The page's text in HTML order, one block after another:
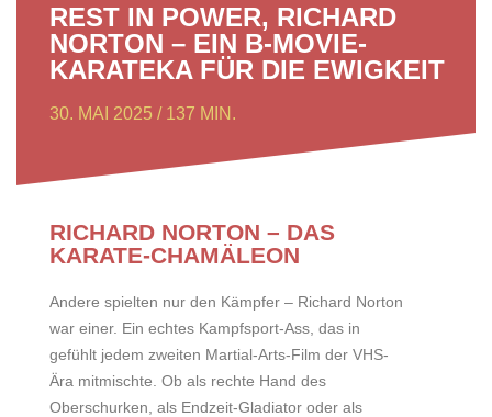
REST IN POWER, RICHARD
NORTON – EIN B-MOVIE-
KARATEKA FÜR DIE EWIGKEIT
30. MAI 2025 / 137 MIN.
RICHARD NORTON – DAS
KARATE-CHAMÄLEON
Andere spielten nur den Kämpfer – Richard Norton
war einer. Ein echtes Kampfsport-Ass, das in
gefühlt jedem zweiten Martial-Arts-Film der VHS-
Ära mitmischte. Ob als rechte Hand des
Oberschurken, als Endzeit-Gladiator oder als